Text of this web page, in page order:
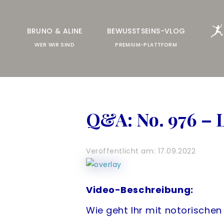
BRUNO & ALINE
WER WIR SIND
BEWUSSTSEINS-VLOG
PREMIUM-PLATTFORM
A
HILFE & SUPPORT
LIVE-TRAINING
ALLE ANGEBOTE
COMMUNITY
Q&A: No. 976 –
Veröffentlicht am: 17.09.2022
Video-Beschreibung:
Wie geht Ihr mit notorischen